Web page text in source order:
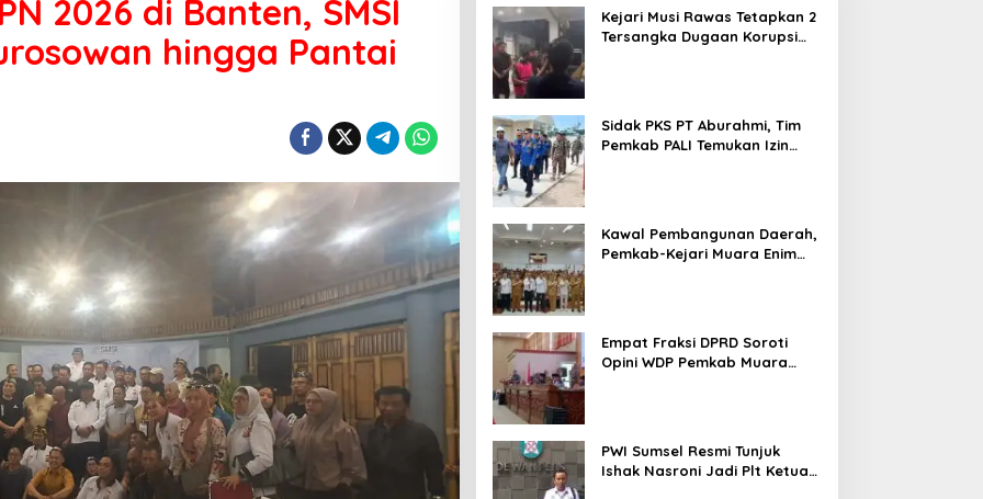
2026 di Banten, SMSI
hingga Pantai
Kejari Musi Rawas Tetapkan 2
Tersangka Dugaan Korupsi
Sidak PKS PT Aburahmi, Tim
Pemkab PALI Temukan Izin
Kawal Pembangunan Daerah,
Pemkab-Kejari Muara Enim
Empat Fraksi DPRD Soroti
Opini WDP Pemkab Muara
PWI Sumsel Resmi Tunjuk
Ishak Nasroni Jadi Plt Ketua